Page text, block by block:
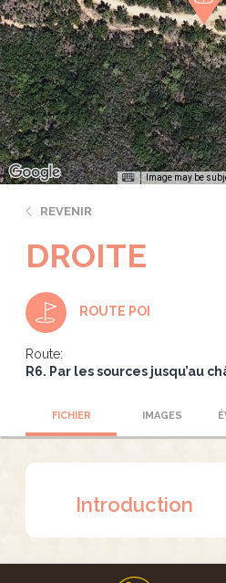
Image may be
REVENIR
DROITE
ROUTE POI
Route:
R6. Par les sources jusqu’au
FICHIER IMAGES
Introduction